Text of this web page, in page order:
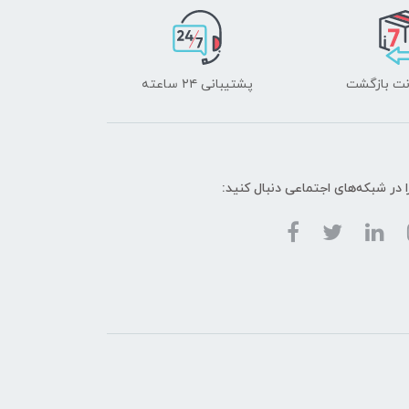
پشتیبانی ۲۴ ساعته
در شبکه‌های اجتماعی دنبال کنید: